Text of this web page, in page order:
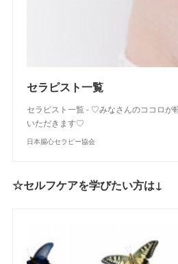
セラピスト一覧
セラピスト一覧 - ♡みなさんのココロが
いただきます♡
日本腸心セラピー協会
☆セルフケアを学びたい方は↓